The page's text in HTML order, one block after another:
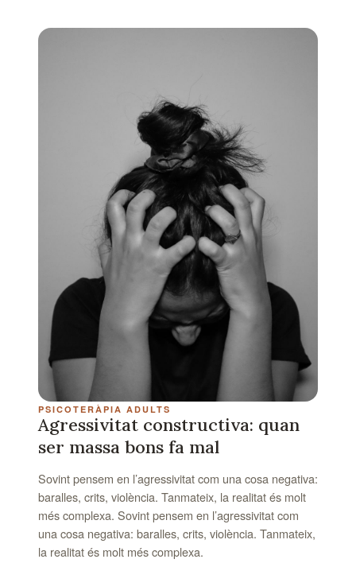
PSICOTERÀPIA ADULTS
Agressivitat constructiva: quan
ser massa bons fa mal
Sovint pensem en l’agressivitat com una cosa negativa:
baralles, crits, violència. Tanmateix, la realitat és molt
més complexa. Sovint pensem en l’agressivitat com
una cosa negativa: baralles, crits, violència. Tanmateix,
la realitat és molt més complexa.